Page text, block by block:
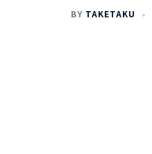
BY TAKETAKU